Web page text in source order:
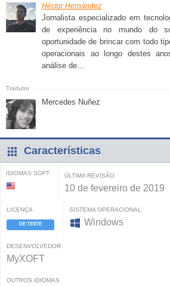
Héctor Hernández
Jornalista especializado em
de experiência no mundo do
oportunidade de brincar com todo
operacionais ao longo destes
análise de...
Mercedes Nuñez
Características
IDIOMAS SOFT ÚLTIMA REVISÃO
10 de fevereiro de 2019
LICENÇA
DE TESTE
SISTEMA OPERACIONAL
Windows
DESENVOLVEDOR
MyXOFT
OUTROS IDIOMAS